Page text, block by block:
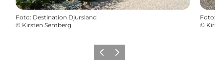
Foto: Destination Djursland
© Kirsten Semberg
Foto:
©
ForrigeNæste